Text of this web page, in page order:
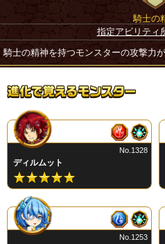
騎士の
指定アビリティ
騎士の精神を持つモンスターの攻撃力
ディルムット
No.1328
No.1253